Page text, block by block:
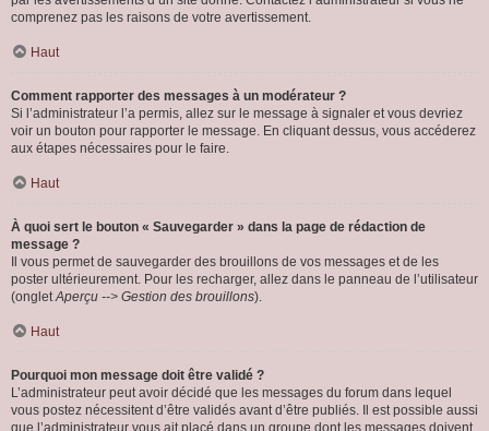
comprenez pas les raisons de votre avertissement.
Haut
Comment rapporter des messages à un modérateur ?
Si l’administrateur l’a permis, allez sur le message à signaler et vous devriez
voir un bouton pour rapporter le message. En cliquant dessus, vous accéderez
aux étapes nécessaires pour le faire.
Haut
À quoi sert le bouton « Sauvegarder » dans la page de rédaction de
message ?
Il vous permet de sauvegarder des brouillons de vos messages et de les
poster ultérieurement. Pour les recharger, allez dans le panneau de l’utilisateur
(ongletAperçu --> Gestion des brouillons).
Haut
Pourquoi mon message doit être validé ?
L’administrateur peut avoir décidé que les messages du forum dans lequel
vous postez nécessitent d’être validés avant d’être publiés. Il est possible aussi
que l’administrateur vous ait placé dans un groupe dont les messages doivent